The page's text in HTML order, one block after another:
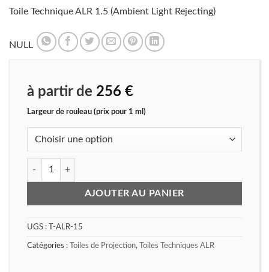
Toile Technique ALR 1.5 (Ambient Light Rejecting)
NULL
à partir de 256 €
Largeur de rouleau (prix pour 1 ml)
quantité de Toile Technique ALR 1.5
AJOUTER AU PANIER
UGS : T-ALR-15
Catégories : Toiles de Projection, Toiles Techniques ALR